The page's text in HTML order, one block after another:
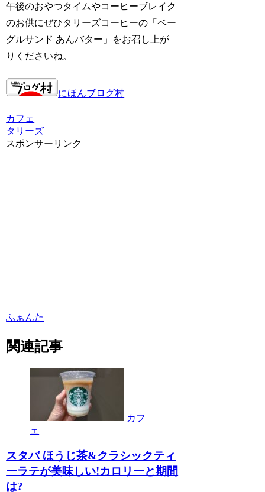
午後のおやつタイムやコーヒーブレイク
のお供にぜひタリーズコーヒーの「ベー
グルサンド あんバター」をお召し上が
りくださいね。
にほんブログ村
カフェ
タリーズ
スポンサーリンク
ふぁんた
関連記事
カフ
ェ
スタバ ほうじ茶&クラシックティ
ーラテが美味しい!カロリーと期間
は?